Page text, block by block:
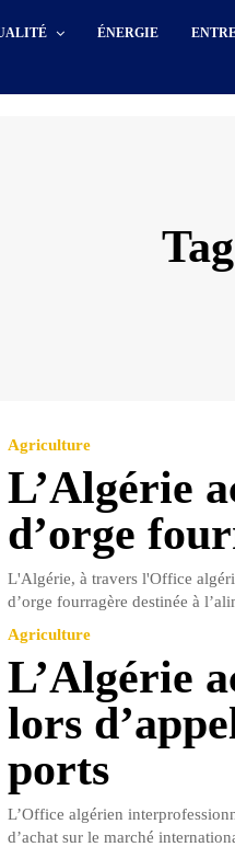
ÉNERGIE
Agriculture
L’Algérie
d’orge
L'Algérie, à travers l'Office
d’orge fourragère destinée à
Agriculture
L’Algérie
lors
ports
L’Office algérien
d’achat sur le marché